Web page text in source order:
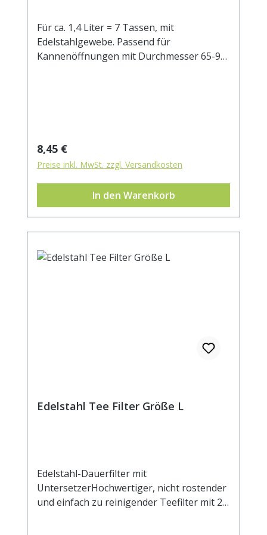
Für ca. 1,4 Liter = 7 Tassen, mit
Edelstahlgewebe. Passend für
Kannenöffnungen mit Durchmesser 65-95
Regulärer Preis:
8,45 €
Preise inkl. MwSt. zzgl. Versandkosten
In den Warenkorb
Edelstahl Tee Filter Größe L
Edelstahl-Dauerfilter mit
UntersetzerHochwertiger, nicht rostender
und einfach zu reinigender Teefilter mit 2